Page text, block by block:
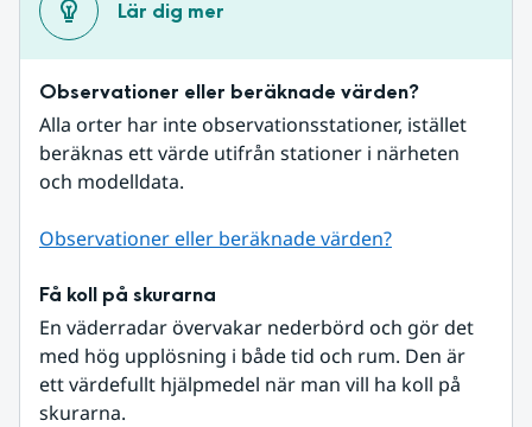
Lär dig mer
Observationer eller beräknade värden?
Alla orter har inte observationsstationer, istället
beräknas ett värde utifrån stationer i närheten
och modelldata.
Observationer eller beräknade värden?
Få koll på skurarna
En väderradar övervakar nederbörd och gör det
med hög upplösning i både tid och rum. Den är
ett värdefullt hjälpmedel när man vill ha koll på
skurarna.